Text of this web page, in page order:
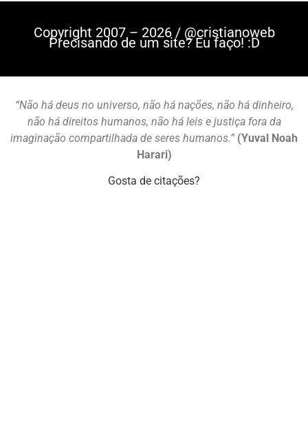
Copyright 2007 – 2026 / @cristianoweb
Precisando de um site? Eu faço! :D
“Não há deus no universo, não há nações, não há dinheiro,
não há direitos humanos, não há leis e justiça fora da
imaginação compartilhada de seres humanos.” (Yuval Noah
Harari)
Gosta de citações?